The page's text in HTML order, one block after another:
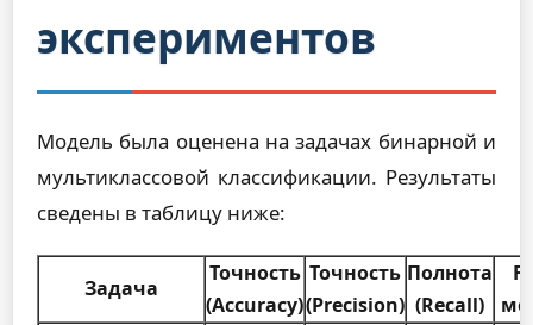
экспериментов
Модель была оценена на задачах бинарной и
мультиклассовой классификации. Результаты
сведены в таблицу ниже:
Задача
Точность
(Accuracy)
Точность
(Precision)
Полнота
(Recall)